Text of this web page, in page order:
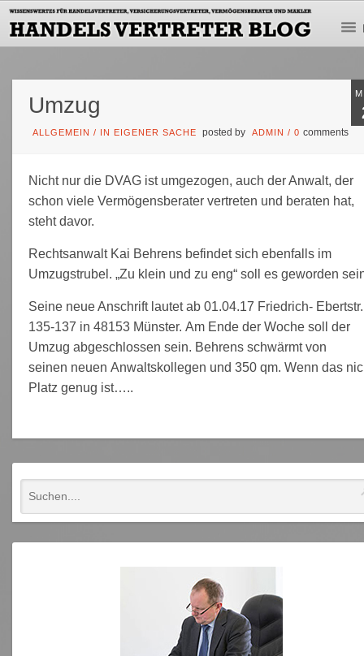
Umzug
ALLGEMEIN / IN EIGENER SACHE posted by ADMIN /0comments
Nicht nur die DVAG ist umgezogen, auch der Anwalt, der
schon viele Vermögensberater vertreten und beraten hat,
steht davor.
Rechtsanwalt Kai Behrens befindet sich ebenfalls im
Umzugstrubel. „Zu klein und zu eng“ soll es geworden
Seine neue Anschrift lautet ab 01.04.17 Friedrich- Ebertstr.
135-137 in 48153 Münster. Am Ende der Woche soll der
Umzug abgeschlossen sein. Behrens schwärmt von
seinen neuen Anwaltskollegen und 350 qm. Wenn das
Platz genug ist…..